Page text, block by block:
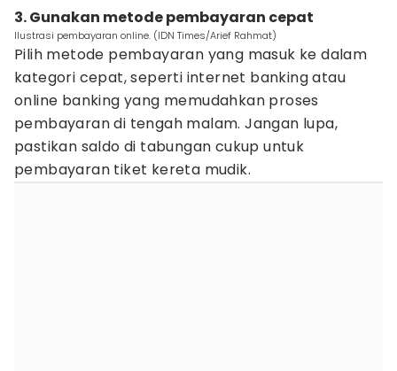
3. Gunakan metode pembayaran cepat
Ilustrasi pembayaran online. (IDN Times/Arief Rahmat)
Pilih metode pembayaran yang masuk ke dalam
kategori cepat, seperti internet banking atau
online banking yang memudahkan proses
pembayaran di tengah malam. Jangan lupa,
pastikan saldo di tabungan cukup untuk
pembayaran tiket kereta mudik.